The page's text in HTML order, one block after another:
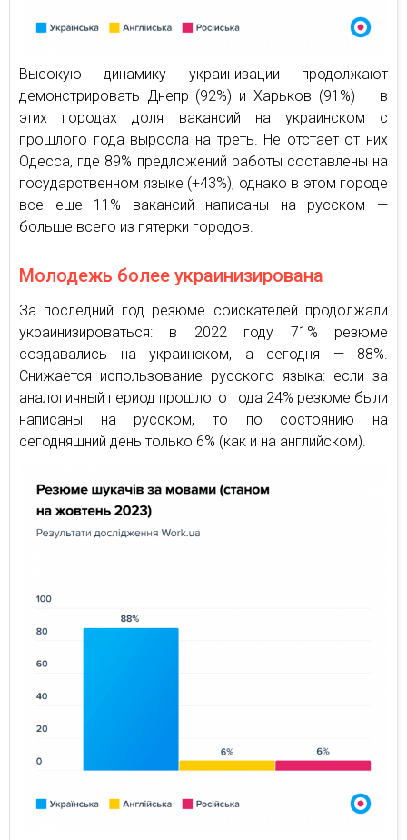
Высокую динамику украинизации продолжают
демонстрировать Днепр (92%) и Харьков (91%) — в
этих городах доля вакансий на украинском с
прошлого года выросла на треть. Не отстает от них
Одесса, где 89% предложений работы составлены на
государственном языке (+43%), однако в этом городе
все еще 11% вакансий написаны на русском —
больше всего из пятерки городов.
Молодежь более украинизирована
За последний год резюме соискателей продолжали
украинизироваться: в 2022 году 71% резюме
создавались на украинском, а сегодня — 88%.
Снижается использование русского языка: если за
аналогичный период прошлого года 24% резюме были
написаны на русском, то по состоянию на
сегодняшний день только 6% (как и на английском).